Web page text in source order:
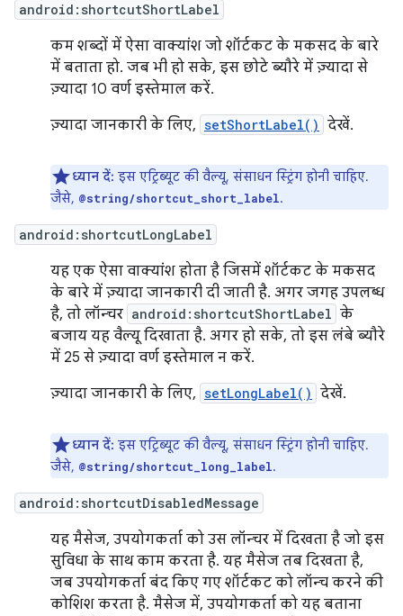
android:shortcutShortLabel
कम शब्दों में ऐसा वाक्यांश जो शॉर्टकट के मकसद के बारे
में बताता हो. जब भी हो सके, इस छोटे ब्यौरे में ज़्यादा से
ज़्यादा 10 वर्ण इस्तेमाल करें.
ज़्यादा जानकारी के लिए, setShortLabel() देखें.
ध्यान दें: इस एट्रिब्यूट की वैल्यू, संसाधन स्ट्रिंग होनी चाहिए.
जैसे, @string/shortcut_short_label.
android:shortcutLongLabel
यह एक ऐसा वाक्यांश होता है जिसमें शॉर्टकट के मकसद
के बारे में ज़्यादा जानकारी दी जाती है. अगर जगह उपलब्ध
है, तो लॉन्चर android:shortcutShortLabel के
बजाय यह वैल्यू दिखाता है. अगर हो सके, तो इस लंबे ब्यौरे
में 25 से ज़्यादा वर्ण इस्तेमाल न करें.
ज़्यादा जानकारी के लिए, setLongLabel() देखें.
ध्यान दें: इस एट्रिब्यूट की वैल्यू, संसाधन स्ट्रिंग होनी चाहिए.
जैसे, @string/shortcut_long_label.
android:shortcutDisabledMessage
यह मैसेज, उपयोगकर्ता को उस लॉन्चर में दिखता है जो इस
सुविधा के साथ काम करता है. यह मैसेज तब दिखता है,
जब उपयोगकर्ता बंद किए गए शॉर्टकट को लॉन्च करने की
कोशिश करता है. मैसेज में, उपयोगकर्ता को यह बताना